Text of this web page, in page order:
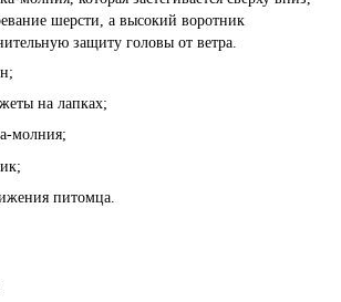
шерсти, а высокий воротник
защиту головы от ветра.
на лапках;
молния;
питомца.